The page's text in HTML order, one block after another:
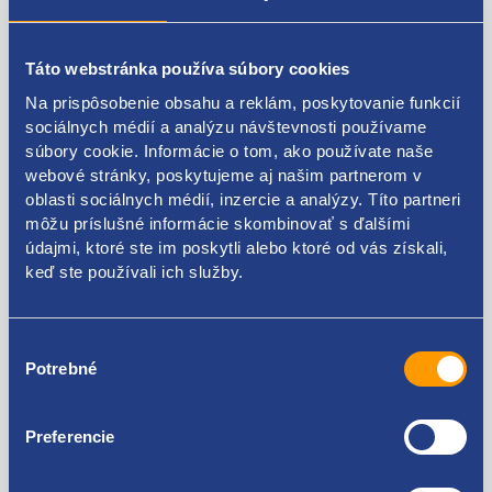
Táto webstránka používa súbory cookies
Na prispôsobenie obsahu a reklám, poskytovanie funkcií
sociálnych médií a analýzu návštevnosti používame
súbory cookie. Informácie o tom, ako používate naše
webové stránky, poskytujeme aj našim partnerom v
oblasti sociálnych médií, inzercie a analýzy. Títo partneri
môžu príslušné informácie skombinovať s ďalšími
údajmi, ktoré ste im poskytli alebo ktoré od vás získali,
keď ste používali ich služby.
súhlasu
Potrebné
Preferencie
POLOS
strana: ľavá
komplet: s kĺbmi
ŠKODA original: 6Q0407271AT 6Q0407271AK
6Q0407271AL 6Q0407451X 6QE407271G 6Q0407451EX
6Q0407451EV
Kódy produktov
6Q0407271AT 6Q0407271AK 6Q0407271AL
6Q0407451X 6QE407271G 6Q0407451EX 6Q0407451EV